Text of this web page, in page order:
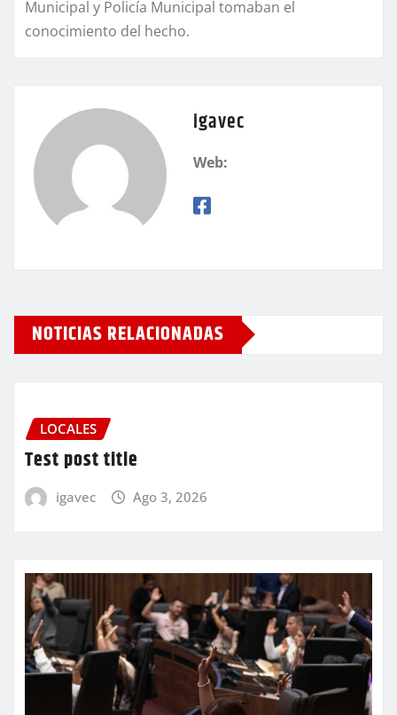
Municipal y Policía Municipal tomaban el
conocimiento del hecho.
igavec
Web:
NOTICIAS RELACIONADAS
LOCALES
Test post title
igavec Ago 3, 2026